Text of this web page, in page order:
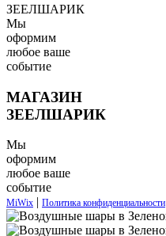
ЗЕЕЛШАРИК
Мы
оформим
любое ваше
событие
МАГАЗИН
ЗЕЕЛШАРИК
Мы
оформим
любое ваше
событие
MiWix | Политика конфиденциальности